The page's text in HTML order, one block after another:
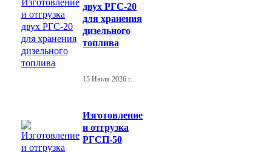
двух РГС-20
для хранения
дизельного
топлива
15 Июля 2026 г.
Изготовление
и отгрузка
РГСП-50